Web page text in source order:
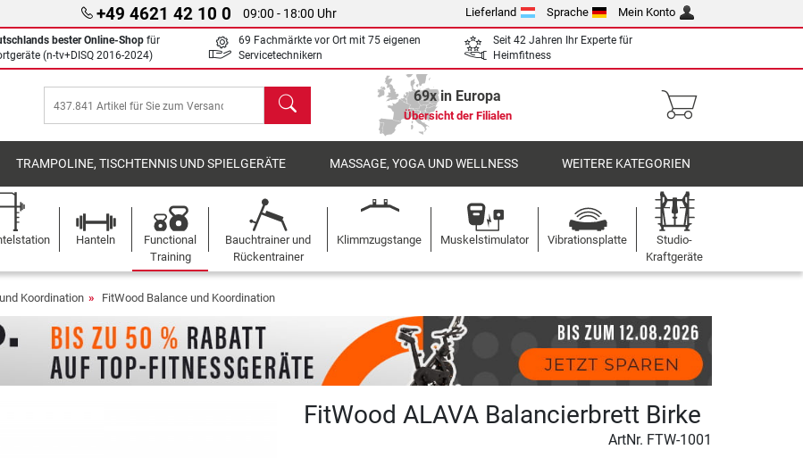
+49 4621 42 10 0 09:00 - 18:00 Uhr Lieferland Sprache Mein Konto
bester Online-Shop für
(n-tv+DISQ 2016-2024)
69 Fachmärkte vor Ort mit 75 eigenen
Servicetechnikern
Seit 42 Jahren Ihr Experte für
Heimfitness
Suchen 69x in Europa
Übersicht der Filialen
TRAMPOLINE, TISCHTENNIS UND SPIELGERÄTE MASSAGE, YOGA UND WELLNESS WEITERE KATEGORIEN
Hanteln
Functional
Training
Bauchtrainer und
Rückentrainer
Klimmzugstange Muskelstimulator Vibrationsplatte
Studio-
Kraftgeräte
Koordination FitWood Balance und Koordination
FitWood ALAVA Balancierbrett Birke
ArtNr. FTW-1001